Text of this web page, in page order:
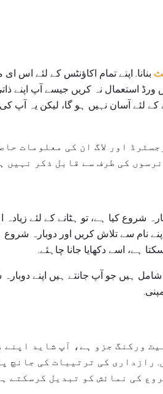
بنانا. اپنے تمام اکاؤنٹس کے لئے اس
استعمال نہ کریں جیسے آپ اپنے
لئے آسان نہیں ہو گا، لیکن یہ آپ کی
اور لاگ ان کی معلومات
کی طرف سے قابل ذکر نہیں
کیا ہے، تو ہٹانے کے لئے زیادہ
نام سے تلاش کریں اور دوبارہ شروع
ہے، اسے دکھایا جانا چاہئے.
ہیں جو آپ جانتے ہیں اپنے
ورکنگ جزو ہے، آپ شاید اپنے
رازداری کی ترتیبات کی جانچ
کی نمائش کو تبدیل کرسکتے